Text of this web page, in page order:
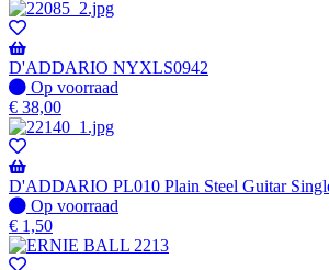
D'ADDARIO NYXLS0942
Op
voorraad
Op voorraad
€ 38,00
D'ADDARIO PL010 Plain Steel Guitar
Op
voorraad
Op voorraad
€ 1,50